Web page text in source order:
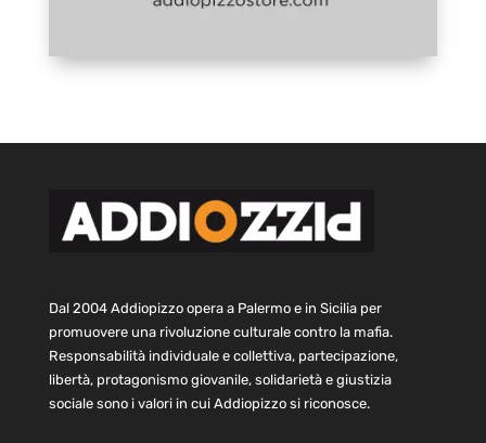
Dal 2004 Addiopizzo opera a Palermo e in Sicilia per
promuovere una rivoluzione culturale contro la mafia.
Responsabilità individuale e collettiva, partecipazione,
libertà, protagonismo giovanile, solidarietà e giustizia
sociale sono i valori in cui Addiopizzo si riconosce.